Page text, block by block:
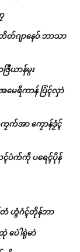
ဂျာနေဝ် ဘာသာ
ာန်မ္ဂး
ေရိကာန် ပြံၚ်လှာဲ
က်အာ ကၠောန်ဒၟံၚ်
ၚ်ပံက်ကဵု ပရေၚ်ပိုန်
ဟွံဂံၚ်တိုန်ဘာ
ေဲါရုဲမာဲ